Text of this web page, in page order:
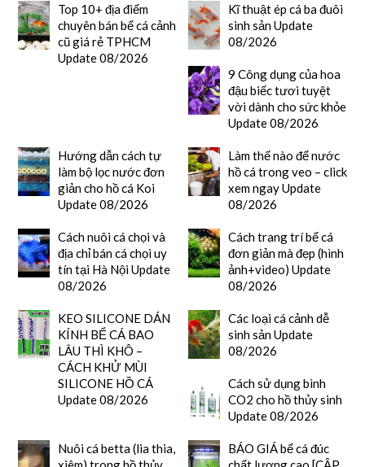
Top 10+ địa điểm
chuyên bán bể cá cảnh
cũ giá rẻ TPHCM
Update 08/2026
Kĩ thuật ép cá ba đuôi
sinh sản Update
08/2026
9 Công dụng của hoa
đậu biếc tươi tuyệt
vời dành cho sức khỏe
Update 08/2026
Hướng dẫn cách tự
làm bộ lọc nước đơn
giản cho hồ cá Koi
Update 08/2026
Làm thế nào để nước
hồ cá trong veo – click
xem ngay Update
08/2026
Cách nuôi cá chọi và
địa chỉ bán cá chọi uy
tín tại Hà Nội Update
08/2026
Cách trang trí bể cá
đơn giản mà đẹp (hình
ảnh+video) Update
08/2026
KEO SILICONE DÁN
KÍNH BỂ CÁ BAO
LÂU THÌ KHÔ –
CÁCH KHỬ MÙI
SILICONE HỒ CÁ
Update 08/2026
Các loại cá cảnh dễ
sinh sản Update
08/2026
Cách sử dụng bình
CO2 cho hồ thủy sinh
Update 08/2026
Nuôi cá betta (lia thia,
BÁO GIÁ bể cá đúc